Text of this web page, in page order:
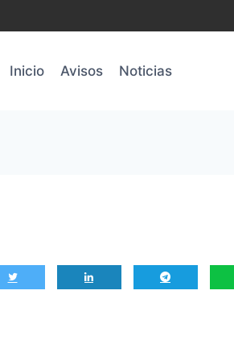
Inicio
Avisos Noticias